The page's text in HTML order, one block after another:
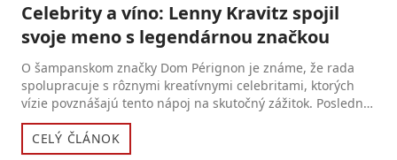
Celebrity a víno: Lenny Kravitz spojil
svoje meno s legendárnou značkou
O šampanskom značky Dom Pérignon je známe, že rada
spolupracuje s rôznymi kreatívnymi celebritami, ktorých
vízie povznášajú tento nápoj na skutočný zážitok. Posledné
také...
CELÝ ČLÁNOK